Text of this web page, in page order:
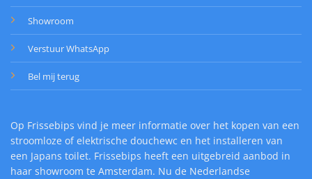
Showroom
Verstuur WhatsApp
Bel mij terug
Op Frissebips vind je meer informatie over het kopen van een
stroomloze of elektrische douchewc en het installeren van
een Japans toilet. Frissebips heeft een uitgebreid aanbod in
haar showroom te Amsterdam. Nu de Nederlandse